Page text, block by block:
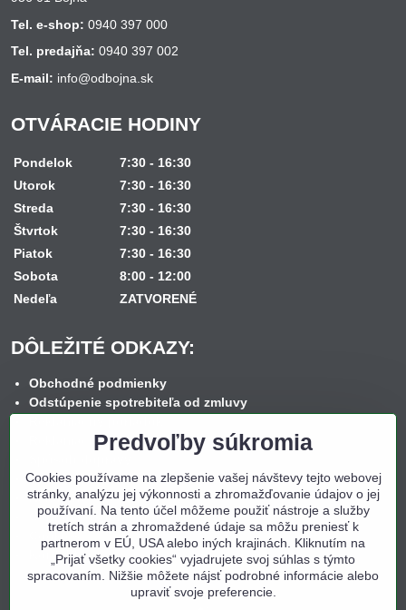
Tel. e-shop: 0940 397 000
Tel. predajňa: 0940 397 002
E-mail: info@odbojna.sk
OTVÁRACIE HODINY
Pondelok
7:30 - 16:30
Utorok
7:30 - 16:30
Streda
7:30 - 16:30
Štvrtok
7:30 - 16:30
Piatok
7:30 - 16:30
Sobota
8:00 - 12:00
Nedeľa
ZATVORENÉ
DÔLEŽITÉ ODKAZY:
Obchodné podmienky
Odstúpenie spotrebiteľa od zmluvy
Reklamačný formulár
Spôsob platby
Nákup na splátky
Ochrana osobných údajov
Cookies
Kontakt
Predvoľby súkromia
Cookies používame na zlepšenie vašej návštevy tejto webovej
stránky, analýzu jej výkonnosti a zhromažďovanie údajov o jej
používaní. Na tento účel môžeme použiť nástroje a služby
tretích strán a zhromaždené údaje sa môžu preniesť k
partnerom v EÚ, USA alebo iných krajinách. Kliknutím na
„Prijať všetky cookies“ vyjadrujete svoj súhlas s týmto
spracovaním. Nižšie môžete nájsť podrobné informácie alebo
upraviť svoje preferencie.